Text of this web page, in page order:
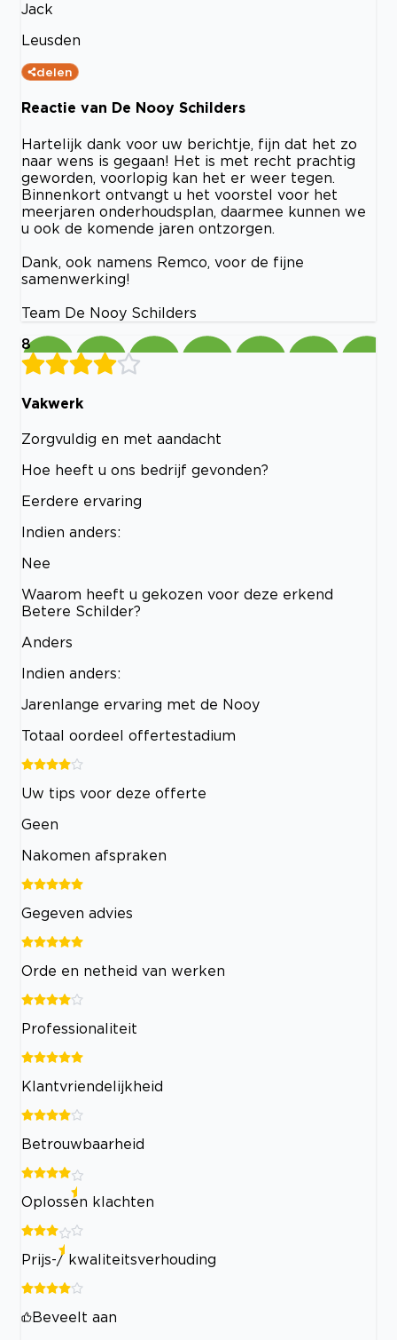
Jack
Leusden
delen
Reactie van De Nooy Schilders
Hartelijk dank voor uw berichtje, fijn dat het zo
naar wens is gegaan! Het is met recht prachtig
geworden, voorlopig kan het er weer tegen.
Binnenkort ontvangt u het voorstel voor het
meerjaren onderhoudsplan, daarmee kunnen we
u ook de komende jaren ontzorgen.
Dank, ook namens Remco, voor de fijne
samenwerking!
Team De Nooy Schilders
8
Vakwerk
Zorgvuldig en met aandacht
Hoe heeft u ons bedrijf gevonden?
Eerdere ervaring
Indien anders:
Nee
Waarom heeft u gekozen voor deze erkend
Betere Schilder?
Anders
Indien anders:
Jarenlange ervaring met de Nooy
Totaal oordeel offertestadium
Uw tips voor deze offerte
Geen
Nakomen afspraken
Gegeven advies
Orde en netheid van werken
Professionaliteit
Klantvriendelijkheid
Betrouwbaarheid
Oplossen klachten
Prijs-/ kwaliteitsverhouding
Beveelt aan